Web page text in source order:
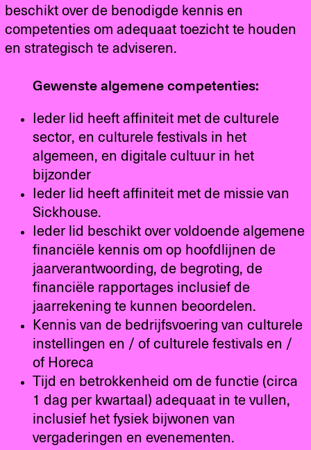
beschikt over de benodigde kennis en
competenties om adequaat toezicht te houden
en strategisch te adviseren.
Gewenste algemene competenties:
Ieder lid heeft affiniteit met de culturele
sector, en culturele festivals in het
algemeen, en digitale cultuur in het
bijzonder
Ieder lid heeft affiniteit met de missie van
Sickhouse.
Ieder lid beschikt over voldoende algemene
financiële kennis om op hoofdlijnen de
jaarverantwoording, de begroting, de
financiële rapportages inclusief de
jaarrekening te kunnen beoordelen.
Kennis van de bedrijfsvoering van culturele
instellingen en / of culturele festivals en /
of Horeca
Tijd en betrokkenheid om de functie (circa
1 dag per kwartaal) adequaat in te vullen,
inclusief het fysiek bijwonen van
vergaderingen en evenementen.